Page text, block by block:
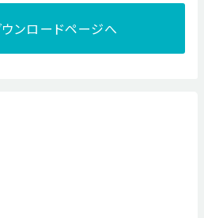
ンロードページへ